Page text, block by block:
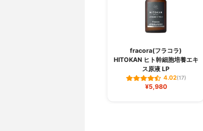
fracora(フラコラ)
HITOKAN ヒト幹細胞培養エキ
ス原液 LP
4.02(17)
¥5,980